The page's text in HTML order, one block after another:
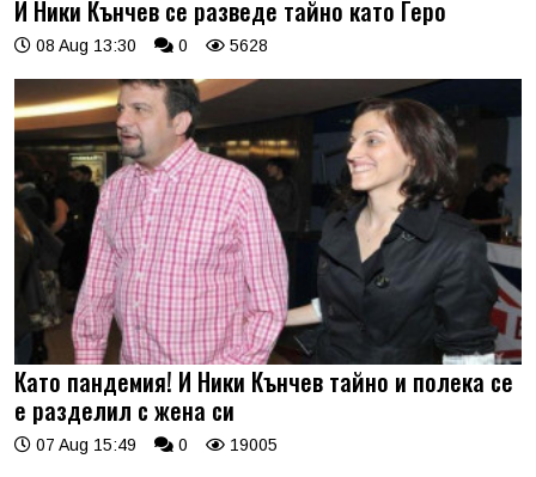
И Ники Кънчев се разведе тайно като Геро
08 Aug 13:30 0 5628
Като пандемия! И Ники Кънчев тайно и полека се
е разделил с жена си
07 Aug 15:49 0 19005